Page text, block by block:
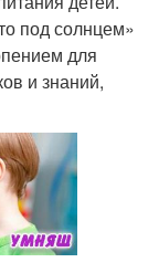
под солнцем»
для
и знаний,